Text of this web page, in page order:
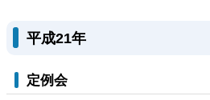
平成21年
定例会